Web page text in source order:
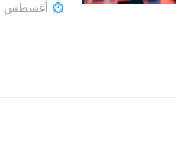
أغسطس 8, 2026